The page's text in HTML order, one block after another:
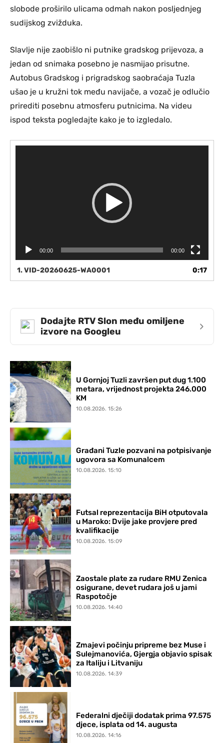
slobode proširilo ulicama odmah nakon posljednjeg
sudijskog zvižduka.
Slavlje nije zaobišlo ni putnike gradskog prijevoza, a
jedan od snimaka posebno je nasmijao prisutne.
Autobus Gradskog i prigradskog saobraćaja Tuzla
ušao je u kružni tok među navijače, a vozač je odlučio
prirediti posebnu atmosferu putnicima. Na videu
ispod teksta pogledajte kako je to izgledalo.
00:00 00:00
1.VID-20260625-WA0001 0:17
Dodajte RTV Slon među omiljene
izvore na Googleu
›
U Gornjoj Tuzli završen put dug 1.100
metara, vrijednost projekta 246.000
KM
10.08.2026. 15:26
Građani Tuzle pozvani na potpisivanje
ugovora sa Komunalcem
10.08.2026. 15:10
Futsal reprezentacija BiH otputovala
u Maroko: Dvije jake provjere pred
kvalifikacije
10.08.2026. 15:09
Zaostale plate za rudare RMU Zenica
osigurane, devet rudara još u jami
Raspotočje
10.08.2026. 14:40
Zmajevi počinju pripreme bez Muse i
Sulejmanovića, Gjergja objavio spisak
za Italiju i Litvaniju
10.08.2026. 14:39
Federalni dječiji dodatak prima 97.575
djece, isplata od 14. augusta
10.08.2026. 14:16